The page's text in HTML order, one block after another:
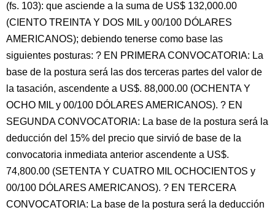
(fs. 103): que asciende a la suma de US$ 132,000.00
(CIENTO TREINTA Y DOS MIL y 00/100 DÓLARES
AMERICANOS); debiendo tenerse como base las
siguientes posturas: ? EN PRIMERA CONVOCATORIA: La
base de la postura será las dos terceras partes del valor de
la tasación, ascendente a US$. 88,000.00 (OCHENTA Y
OCHO MIL y 00/100 DÓLARES AMERICANOS). ? EN
SEGUNDA CONVOCATORIA: La base de la postura será la
deducción del 15% del precio que sirvió de base de la
convocatoria inmediata anterior ascendente a US$.
74,800.00 (SETENTA Y CUATRO MIL OCHOCIENTOS y
00/100 DÓLARES AMERICANOS). ? EN TERCERA
CONVOCATORIA: La base de la postura será la deducción